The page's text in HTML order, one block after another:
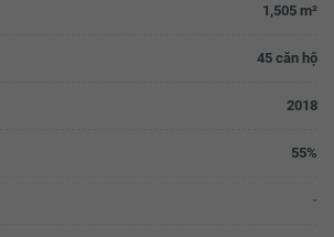
1,505 m²
45 căn hộ
2018
55%
-